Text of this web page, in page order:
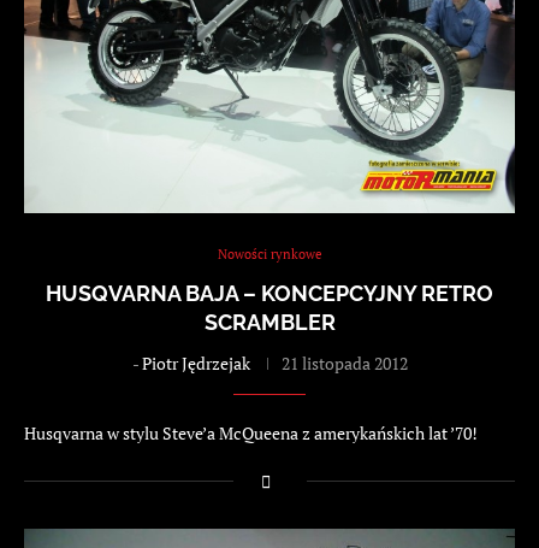
Nowości rynkowe
HUSQVARNA BAJA – KONCEPCYJNY RETRO
SCRAMBLER
-Piotr Jędrzejak 21 listopada 2012
Husqvarna w stylu Steve’a McQueena z amerykańskich lat ’70!